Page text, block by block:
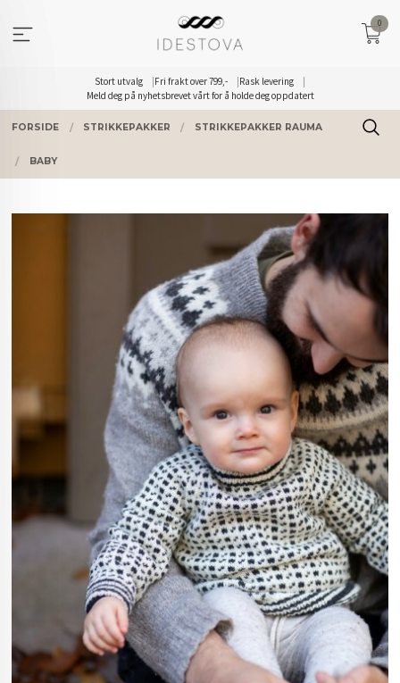
innholdet
Stort utvalg Fri frakt over 799,-
Rask levering
Meld deg på nyhetsbrevet vårt for å holde deg oppdatert
0
FORSIDE STRIKKEPAKKER STRIKKEPAKKER RAUMA
BABY